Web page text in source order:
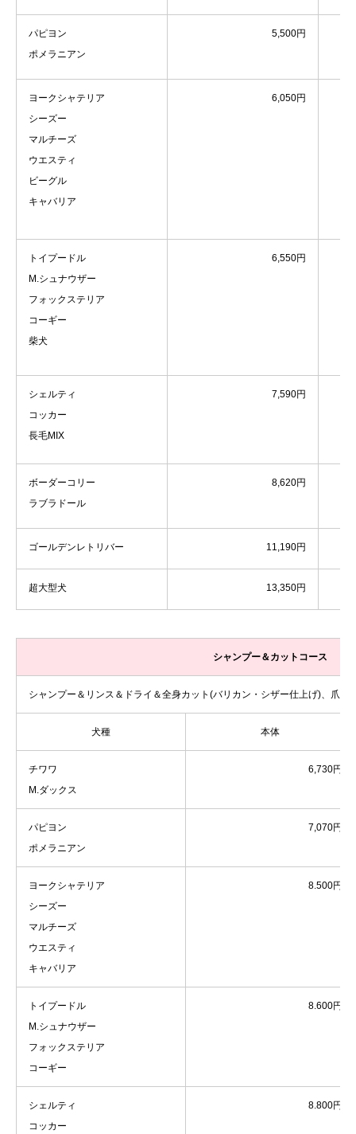
パピヨン
ポメラニアン
5,500円
ヨークシャテリア
シーズー
マルチーズ
ウエスティ
ビーグル
キャバリア
6,050円
トイプードル
M.シュナウザー
フォックステリア
コーギー
柴犬
6,550円
シェルティ
コッカー
長毛MIX
7,590円
ボーダーコリー
ラブラドール
8,620円
ゴールデンレトリバー 11,190円
超大型犬 13,350円
シャンプー＆カットコース
シャンプー＆リンス＆ドライ＆全身カット(バリカン・シザー仕上げ)、爪切
犬種 本体
チワワ
M.ダックス
6,730円
パピヨン
ポメラニアン
7,070円
ヨークシャテリア
シーズー
マルチーズ
ウエスティ
キャバリア
8.500円
トイプードル
M.シュナウザー
フォックステリア
コーギー
8.600円
シェルティ
コッカー
8.800円